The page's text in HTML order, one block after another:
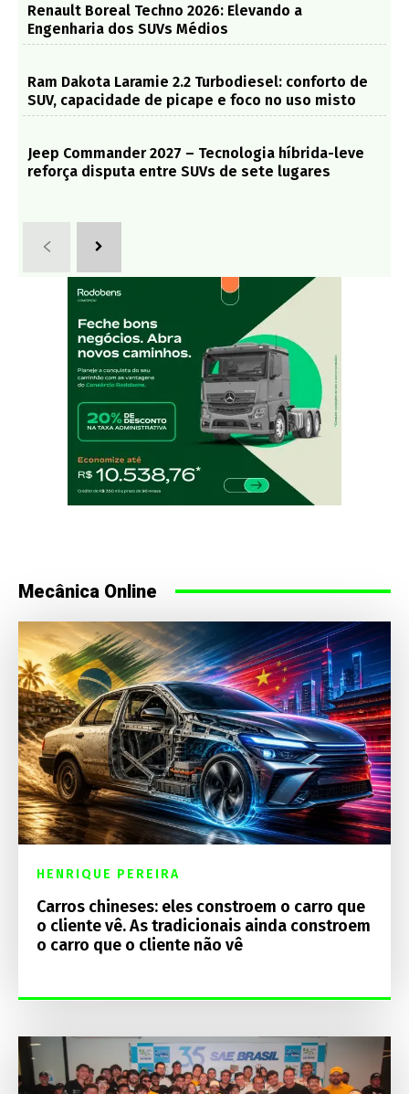
Renault Boreal Techno 2026: Elevando a
Engenharia dos SUVs Médios
Ram Dakota Laramie 2.2 Turbodiesel: conforto de
SUV, capacidade de picape e foco no uso misto
Jeep Commander 2027 – Tecnologia híbrida-leve
reforça disputa entre SUVs de sete lugares
Mecânica Online
HENRIQUE PEREIRA
Carros chineses: eles constroem o carro que
o cliente vê. As tradicionais ainda constroem
o carro que o cliente não vê